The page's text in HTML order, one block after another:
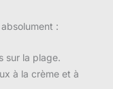
:
sur la plage.
à la crème et à